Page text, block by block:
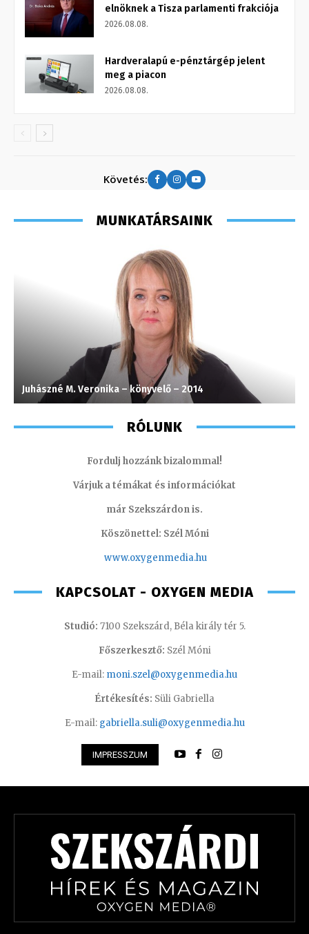
elnöknek a Tisza parlamenti frakciója
2026.08.08.
Hardveralapú e-pénztárgép jelent
meg a piacon
2026.08.08.
Követés:
MUNKATÁRSAINK
Juhászné M. Veronika – könyvelő – 2014
RÓLUNK
Fordulj hozzánk bizalommal!
Várjuk a témákat és információkat
már Szekszárdon is.
Köszönettel: Szél Móni
www.oxygenmedia.hu
KAPCSOLAT - OXYGEN MEDIA
Studió: 7100 Szekszárd, Béla király tér 5.
Főszerkesztő: Szél Móni
E-mail: moni.szel@oxygenmedia.hu
Értékesítés: Süli Gabriella
E-mail: gabriella.suli@oxygenmedia.hu
IMPRESSZUM